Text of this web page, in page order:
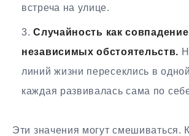
встреча на улице.
Случайность как совпадение
независимых обстоятельств.
линий жизни пересеклись в
каждая развивалась сама по
Эти значения могут смешиваться.